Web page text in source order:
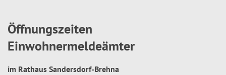
Öffnungszeiten
Einwohnermeldeämter
im Rathaus Sandersdorf-Brehna